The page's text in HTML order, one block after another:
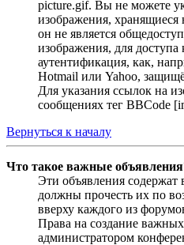
picture.gif. Вы не можете
изображения,
он не является
изображения, для
аутентификация, как,
Hotmail или Yahoo,
Для указания ссылок на
сообщениях тег BBCode
Вернуться к началу
Что такое важные
Эти объявления
должны прочесть их по
вверху каждого из
Права на создание
администратором